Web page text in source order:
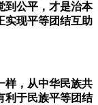
到公平，才是治本
实现平等团结互助
样，从中华民族共
利于民族平等团结